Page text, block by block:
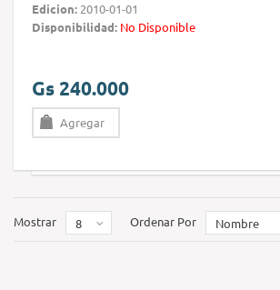
Edicion: 2010-01-01
Disponibilidad: No Disponible
Gs 240.000
Agregar
Mostrar 8 Ordenar Por Nombre